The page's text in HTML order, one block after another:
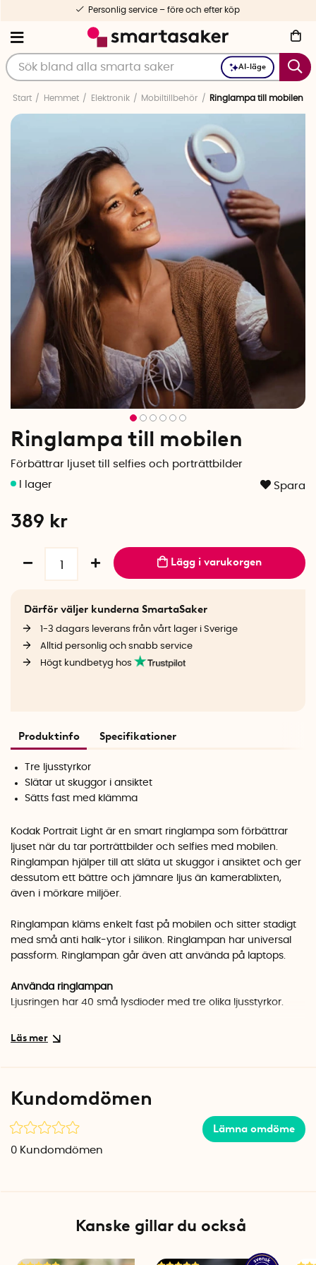
AI-läge
Personlig service – före och efter köp
Start Hemmet Elektronik Mobiltillbehör Ringlampa till mobilen
Ringlampa till mobilen
Förbättrar ljuset till selfies och porträttbilder
Spara
389 kr
Lägg i varukorgen
Därför väljer kunderna SmartaSaker
1-3 dagars leverans från vårt lager i Sverige
Alltid personlig och snabb service
Högt kundbetyg hos
Produktinfo Specifikationer
Tre ljusstyrkor
Slätar ut skuggor i ansiktet
Sätts fast med klämma
Kodak Portrait Light är en smart ringlampa som förbättrar
ljuset när du tar porträttbilder och selfies med mobilen.
Ringlampan hjälper till att släta ut skuggor i ansiktet och ger
dessutom ett bättre och jämnare ljus än kamerablixten,
även i mörkare miljöer.
Ringlampan kläms enkelt fast på mobilen och sitter stadigt
med små anti halk-ytor i silikon. Ringlampan har universal
passform. Ringlampan går även att använda på laptops.
Använda ringlampan
Ljusringen har 40 små lysdioder med tre olika ljusstyrkor.
Tryck flera gånger på ON-knappen för att byta mellan:
Stäng av det blinkande läget genom att klicka på knappen
upp på ca 1 timme och ger en batteritid på cirka 1,5 timme.
En röd lampa lyser när batteriet laddar och när lampan
slocknar är batteriet färdigladdat. Ringlampan kan inte
Kundomdömen
Lämna omdöme
0 Kundomdömen
Kanske gillar du också